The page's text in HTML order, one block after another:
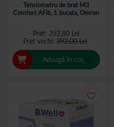
Tensiometru de brat M3
Comfort AFib, 1 bucata, Omron
Pret 352,80 Lei
Pret vechi 392,00 Lei
Adaugă în coș